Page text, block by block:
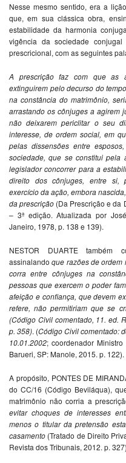
Nesse mesmo sentido, era a
que, em sua clássica obra,
estabilidade da harmonia
vigência da sociedade
prescricional, com as seguintes
A prescrição faz com que as
extinguirem pelo decurso do
na constância do matrimônio,
arrastando os cônjuges a agirem
não deixarem periclitar o seu
interesse, de ordem social, em
pelas dissensões entre
sociedade, que se constitui pela
legislador concorrer para a
direito dos cônjuges, entre si,
exercício da ação, embora
da prescrição (Da Prescrição e da
– 3ª edição. Atualizada por
Janeiro, 1978, p. 138 e 139).
NESTOR DUARTE também
assinalandoque razões de ordem
corra entre cônjuges na
pessoas que exercem o poder
afeição e confiança, que devem
refere, não permitiriam que se
(Código Civil comentado, 11. ed.
p. 358). (Código Civil comentado:
10.01.2002; coordenador
Barueri, SP: Manole, 2015. p. 122).
A propósito, PONTES DE
do CC/16 (Código Beviláqua),
matrimônio não corria a
evitar choques de interesses
menos o titular da pretensão
casamento (Tratado de Direito
Revista dos Tribunais, 2012. p.